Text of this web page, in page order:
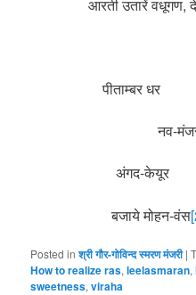
आरती उतारें वधूगण,
पीताम्बर धर
नव-
अंगद-
बजाये मोहन-वंस
Posted in श्री गौर-गोविन्द स्मरण मंजरी |
How to realize ras,leelasmaran,
sweetness,viraha